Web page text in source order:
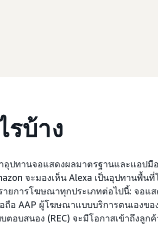
รบ้าง
อุปทานจอแสดงผลมาตรฐานและแอปมื
จะมองเห็น Alexa เป็นอุปทานพื้น
ยการโฆษณาทุกประเภทต่อไปนี้: จอแส
อ AAP ผู้โฆษณาแบบบริการตนเองขอ
บสนอง (REC) จะมีโอกาสเข้าถึงลูก